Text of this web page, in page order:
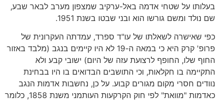
בעלותו על שטחי אדמה באל-ערקיב שמצפון מערב לבאר שבע,
שם נולד ומשם גורשו הוא ובני שבטו בשנת 1951.
כפי שאישרה לשאלתו של עו"ד ספרד, עמדתה העקרונית של
פרופ' קרק היא כי במאה ה-19 לא היו קיימים בנגב (מלבד באזור
החוף שלו, החופף לרצועת עזה של היום) ישובי קבע ולא
התקיימה בו חקלאות, וכי התושבים הבדואים בו היו בבחינת
נוודים חסרי מקום מגורים קבוע. על כן, נחשבות אדמות הנגב
כאדמות "מוואת" לפי חוק הקרקעות העותמני משנת 1858, כלומר